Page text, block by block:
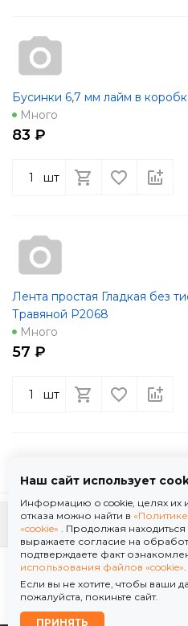
Бусинки 6,7 мм лайм в
Много
83 ₽
шт
Лента простая Гладкая без
Травяной Р2068
Много
57 ₽
шт
К началу
© 2026 ООО "Флор Мануфактура" .Все
Политика обработки персональных
Политика использования файлов
Наш сайт использует
Информацию о cookie, целях их
отказа можно найти в
«cookie» . Продолжая
выражаете согласие на
подтверждаете факт
использования файлов «cookie».
Если вы не хотите, чтобы ваши
пожалуйста, покиньте сайт.
ПРИНЯТЬ